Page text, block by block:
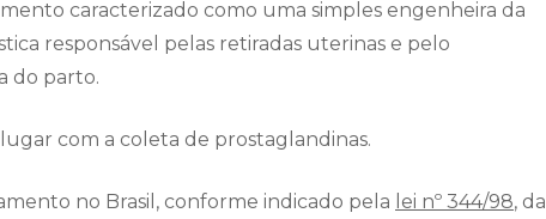
caracterizado como uma simples engenheira da
responsável pelas retiradas uterinas e pelo
do parto.
com a coleta de prostaglandinas.
no Brasil, conforme indicado pela lei nº 344/98, da